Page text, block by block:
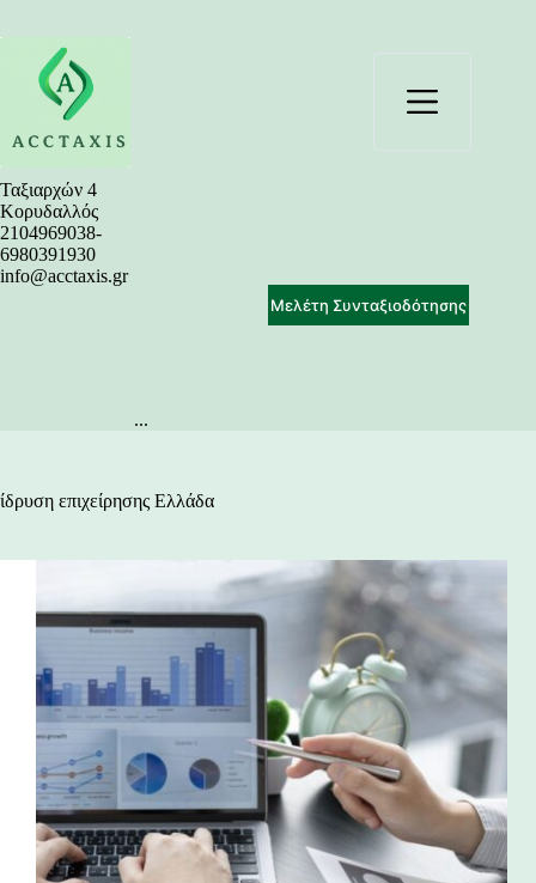
περιεχόμενο
Ταξιαρχών 4
Κορυδαλλός
2104969038-
6980391930
info@acctaxis.gr
...
Μελέτη Συνταξιοδότησης
ίδρυση επιχείρησης Ελλάδα